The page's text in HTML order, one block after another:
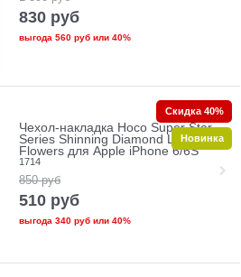
830 руб
выгода 560 рубили 40%
Чехол-накладка Hoco Super Star
Series Shinning Diamond Loved
Flowers для Apple iPhone 6/6S
1714
850 руб
510 руб
выгода 340 рубили 40%
Скидка 40%
Новинка